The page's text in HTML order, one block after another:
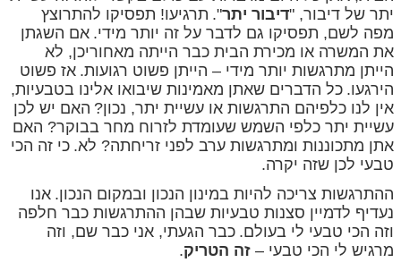
יתר של דיבור, "דיבור יתר". תרגיעו! תפסיקו להתרוצץ
מפה לשם, תפסיקו גם לדבר על זה יותר מידי. אם השגתן
את המשרה או מכירת הבית כבר הייתה מאחוריכן, לא
הייתן מתרגשות יותר מידי – הייתן פשוט רגועות. אז פשוט
הירגעו. כל הדברים שאתן מאמינות שיבואו אלינו בטבעיות,
אין לנו כלפיהם התרגשות או עשיית יתר, נכון? האם יש לכן
עשיית יתר כלפי השמש שעומדת לזרוח מחר בבוקר? האם
אתן מתכוננות ומתרגשות ערב לפני זריחתה? לא. כי זה הכי
טבעי לכן שזה יקרה.
ההתרגשות צריכה להיות במינון הנכון ובמקום הנכון. אנו
נעדיף לדמיין סצנות טבעיות שבהן ההתרגשות כבר חלפה
וזה הכי טבעי לי בעולם. כבר הגעתי, אני כבר שם, וזה
מרגיש לי הכי טבעי – זה הטריק.